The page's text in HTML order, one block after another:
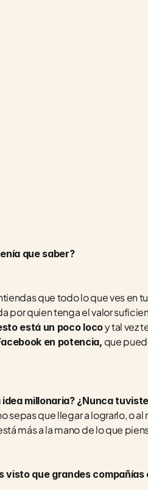
que saber?
que todo lo que ves en
por quien tenga el valor
está un poco loco y tal vez
en potencia, que
millonaria? ¿Nunca
sepas que llegar a lograrlo, o
más a la mano de lo que
visto que grandes compañías